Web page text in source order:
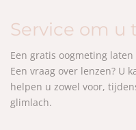
Service om u
Een gratis oogmeting
Een vraag over lenzen? U
helpen u zowel voor,
glimlach.